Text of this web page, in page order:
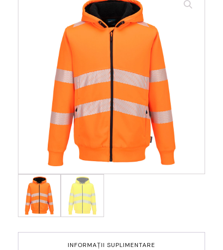
INFORMAȚII SUPLIMENTARE